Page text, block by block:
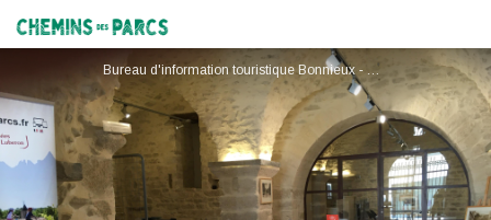
Chemins des Parcs
Bureau d'information touristique Bonnieux - © Office de tourisme Pays d'Apt Luberon